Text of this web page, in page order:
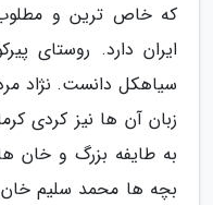
که خاص ترین و
ایران دارد. روستای
سیاهکل دانست. نژاد
زبان آن ها نیز کردی
به طایفه بزرگ و خان
بچه ها محمد سلیم